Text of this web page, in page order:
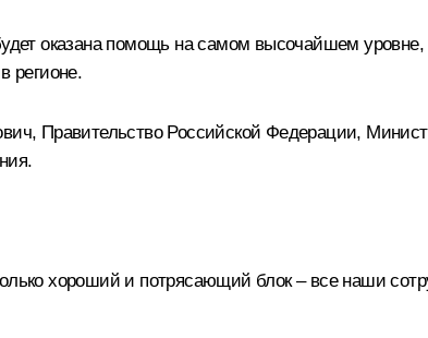
оказана помощь на самом высочайшем
регионе.
Правительство Российской Федерации,
хороший и потрясающий блок – все наши